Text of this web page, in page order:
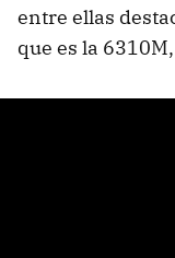
entre ellas
que es la